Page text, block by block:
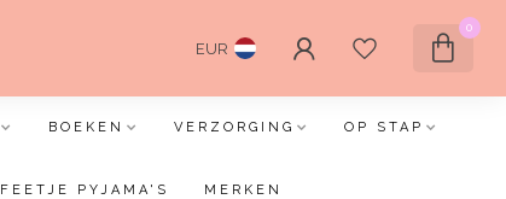
EUR
0
BOEKEN VERZORGING OP STAP
FEETJE PYJAMA'S MERKEN